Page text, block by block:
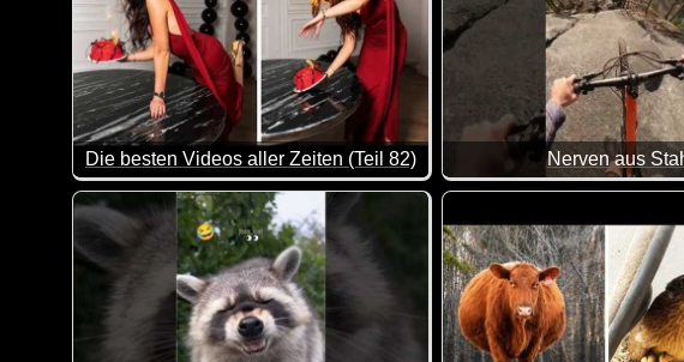
Die besten Videos aller Zeiten (Teil 82)
Hier kannst du dich ganz entspannt mit ein paar Chips und etwas
Nerven aus
Da wird mir schon beim